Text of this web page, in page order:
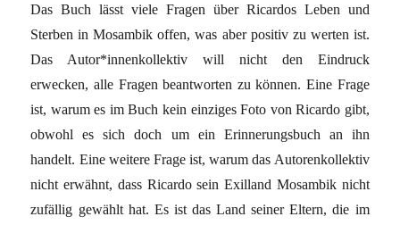
Das Buch lässt viele Fragen über Ricardos Leben und
Sterben in Mosambik offen, was aber positiv zu werten ist.
Das Autor*innenkollektiv will nicht den Eindruck
erwecken, alle Fragen beantworten zu können. Eine Frage
ist, warum es im Buch kein einziges Foto von Ricardo gibt,
obwohl es sich doch um ein Erinnerungsbuch an ihn
handelt. Eine weitere Frage ist, warum das Autorenkollektiv
nicht erwähnt, dass Ricardo sein Exilland Mosambik nicht
zufällig gewählt hat. Es ist das Land seiner Eltern, die im